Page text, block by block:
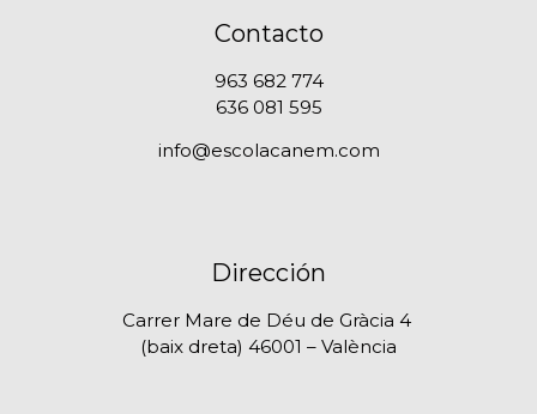
Contacto
963 682 774
636 081 595
info@escolacanem.com
Dirección
Carrer Mare de Déu de Gràcia 4
(baix dreta) 46001 – València